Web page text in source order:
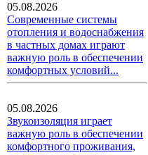
05.08.2026
Современные системы
отопления и водоснабжения
в частных домах играют
важную роль в обеспечении
комфортных условий...
05.08.2026
Звукоизоляция играет
важную роль в обеспечении
комфортного проживания,